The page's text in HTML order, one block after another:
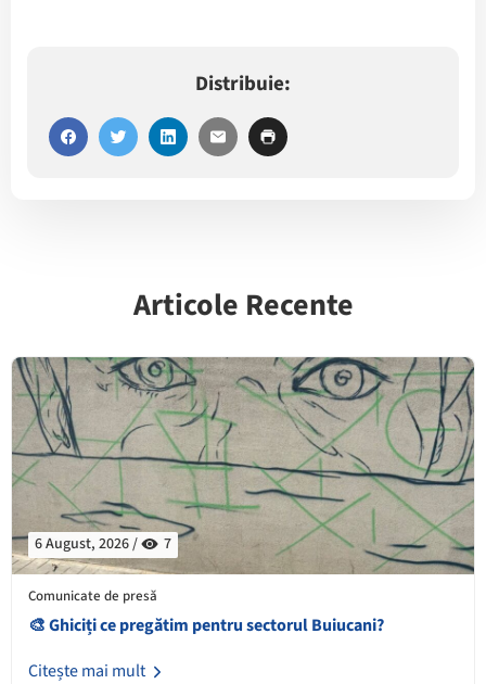
Distribuie:
Articole Recente
6 August, 2026 / 7
Comunicate de presă
🎨 Ghiciți ce pregătim pentru sectorul Buiucani?
Citește mai mult